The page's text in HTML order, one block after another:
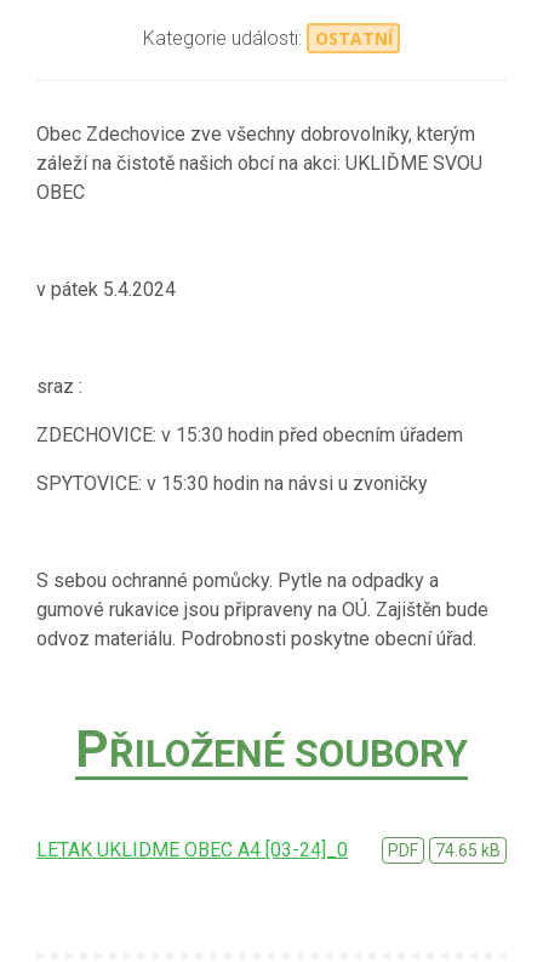
Kategorie události: OSTATNÍ
Obec Zdechovice zve všechny dobrovolníky, kterým
záleží na čistotě našich obcí na akci: UKLIĎME SVOU
OBEC
v pátek 5.4.2024
sraz :
ZDECHOVICE: v 15:30 hodin před obecním úřadem
SPYTOVICE: v 15:30 hodin na návsi u zvoničky
S sebou ochranné pomůcky. Pytle na odpadky a
gumové rukavice jsou připraveny na OÚ. Zajištěn bude
odvoz materiálu. Podrobnosti poskytne obecní úřad.
PŘILOŽENÉ SOUBORY
LETAK UKLIDME OBEC A4 [03-24]_0 PDF 74.65 kB